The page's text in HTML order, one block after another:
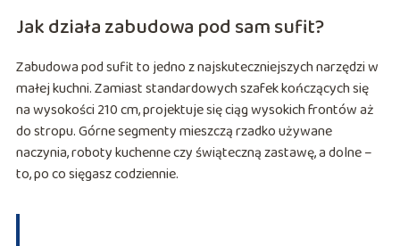
Jak działa zabudowa pod sam sufit?
Zabudowa pod sufit to jedno z najskuteczniejszych narzędzi w
małej kuchni. Zamiast standardowych szafek kończących się
na wysokości 210 cm, projektuje się ciąg wysokich frontów aż
do stropu. Górne segmenty mieszczą rzadko używane
naczynia, roboty kuchenne czy świąteczną zastawę, a dolne –
to, po co sięgasz codziennie.